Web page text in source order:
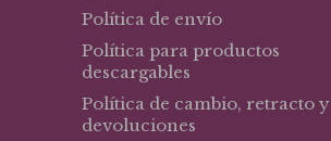
Política de envío
Política para productos
descargables
Política de cambio, retracto y
devoluciones